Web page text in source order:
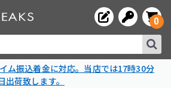
0
ム振込着金に対応。当店では17時30分
荷致します。